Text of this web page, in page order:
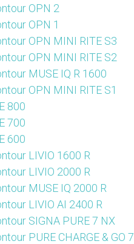
OPN 2
OPN 1
OPN MINI RITE S3
OPN MINI RITE S2
MUSE IQ R 1600
OPN MINI RITE S1
800
700
600
LIVIO 1600 R
LIVIO 2000 R
MUSE IQ 2000 R
LIVIO AI 2400 R
SIGNA PURE 7 NX
PURE CHARGE & GO 7